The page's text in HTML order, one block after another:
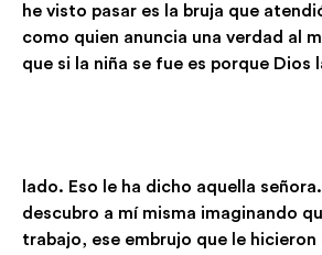
he visto pasar es la bruja que
como quien anuncia una verdad al
que si la niña se fue es porque Dios
lado. Eso le ha dicho aquella
descubro a mí misma imaginando
trabajo, ese embrujo que le hicieron